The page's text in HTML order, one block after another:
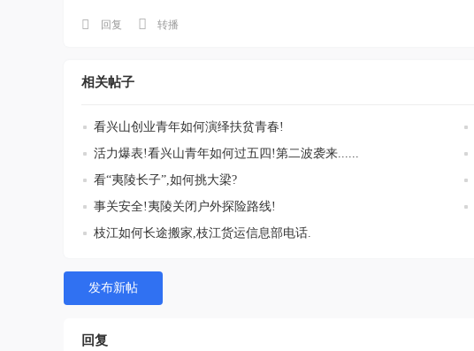
回复 转播
相关帖子
看兴山创业青年如何演绎扶贫青春!
活力爆表!看兴山青年如何过五四!第二波袭来......
看“夷陵长子”,如何挑大梁?
事关安全!夷陵关闭户外探险路线!
枝江如何长途搬家,枝江货运信息部电话.
发布新帖
回复